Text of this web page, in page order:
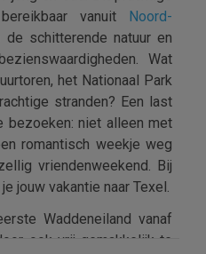
vanuit Noord-
schitterende natuur en
Wat
het Nationaal Park
stranden? Een last
bezoeken: niet alleen met
romantisch weekje weg
vriendenweekend. Bij
jouw vakantie naar Texel.
Waddeneiland vanaf
ook vrij gemakkelijk te